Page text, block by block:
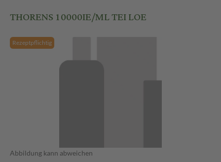
THORENS 10000IE/ML TEI LOE
Rezeptpflichtig
Abbildung kann abweichen